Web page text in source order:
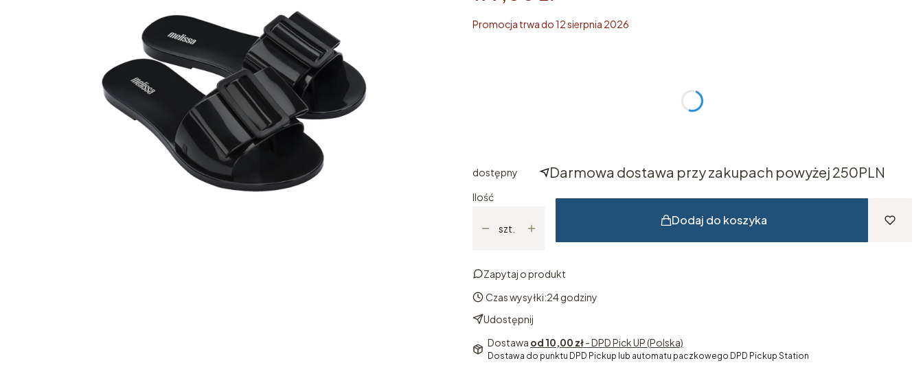
Promocja trwa do 12 sierpnia 2026
dostępny Darmowa dostawa przy zakupach powyżej 250PLN
Ilość
szt.
Dodaj do koszyka
Zapytaj o produkt
Czas wysyłki:24 godziny
Udostępnij
Dostawa od 10,00 zł- DPD Pick UP (Polska)
Dostawa do punktu DPD Pickup lub automatu paczkowego DPD Pickup Station